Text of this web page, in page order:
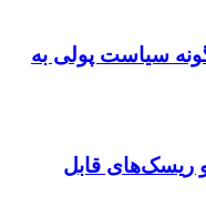
سیاست پولی به
و ریسک‌های قابل